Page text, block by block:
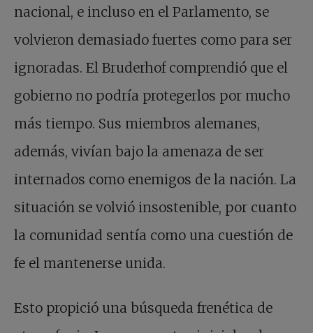
nacional, e incluso en el Parlamento, se
volvieron demasiado fuertes como para ser
ignoradas. El Bruderhof comprendió que el
gobierno no podría protegerlos por mucho
más tiempo. Sus miembros alemanes,
además, vivían bajo la amenaza de ser
internados como enemigos de la nación. La
situación se volvió insostenible, por cuanto
la comunidad sentía como una cuestión de
fe el mantenerse unida.
Esto propició una búsqueda frenética de